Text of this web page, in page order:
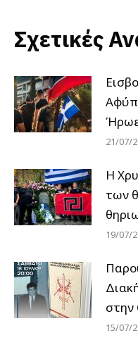
Σχετικές
21/07/
Η
των
19/07/
στην
15/07/